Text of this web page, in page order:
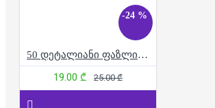
-24 %
50 დეტალიანი ფაზლი - ფერადი ბუ
19.00 ₾ 25.00 ₾